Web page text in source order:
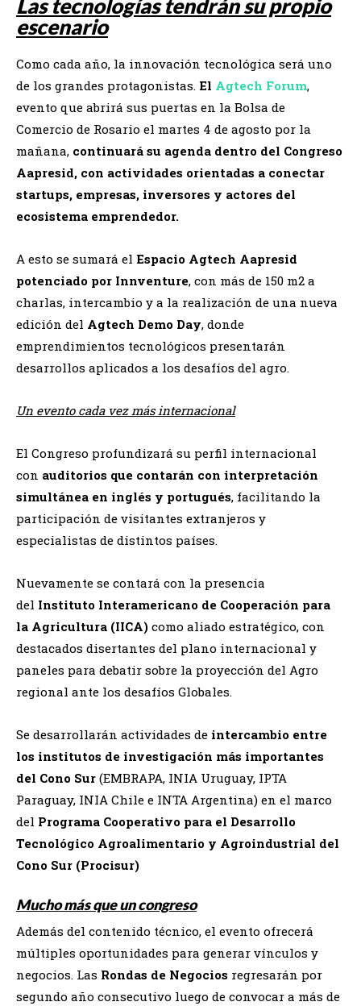
Las tecnologías tendrán su propio
escenario
Como cada año, la innovación tecnológica será uno
de los grandes protagonistas. El Agtech Forum,
evento que abrirá sus puertas en la Bolsa de
Comercio de Rosario el martes 4 de agosto por la
mañana, continuará su agenda dentro del Congreso
Aapresid, con actividades orientadas a conectar
startups, empresas, inversores y actores del
ecosistema emprendedor.
A esto se sumará el Espacio Agtech Aapresid
potenciado por Innventure, con más de 150 m2 a
charlas, intercambio y a la realización de una nueva
edición del Agtech Demo Day, donde
emprendimientos tecnológicos presentarán
desarrollos aplicados a los desafíos del agro.
Un evento cada vez más internacional
El Congreso profundizará su perfil internacional
con auditorios que contarán con interpretación
simultánea en inglés y portugués, facilitando la
participación de visitantes extranjeros y
especialistas de distintos países.
Nuevamente se contará con la presencia
del Instituto Interamericano de Cooperación para
la Agricultura (IICA) como aliado estratégico, con
destacados disertantes del plano internacional y
paneles para debatir sobre la proyección del Agro
regional ante los desafíos Globales.
Se desarrollarán actividades de intercambio entre
los institutos de investigación más importantes
del Cono Sur (EMBRAPA, INIA Uruguay, IPTA
Paraguay, INIA Chile e INTA Argentina) en el marco
del Programa Cooperativo para el Desarrollo
Tecnológico Agroalimentario y Agroindustrial del
Cono Sur (Procisur)
Mucho más que un congreso
Además del contenido técnico, el evento ofrecerá
múltiples oportunidades para generar vínculos y
negocios. Las Rondas de Negocios regresarán por
segundo año consecutivo luego de convocar a más de